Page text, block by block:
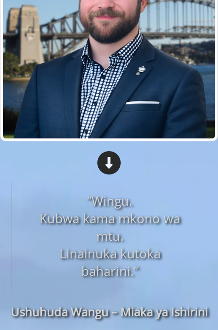
“Wingu.
Kubwa kama mkono wa
mtu.
Linainuka kutoka
baharini.”
Ushuhuda Wangu – Miaka ya Ishirini